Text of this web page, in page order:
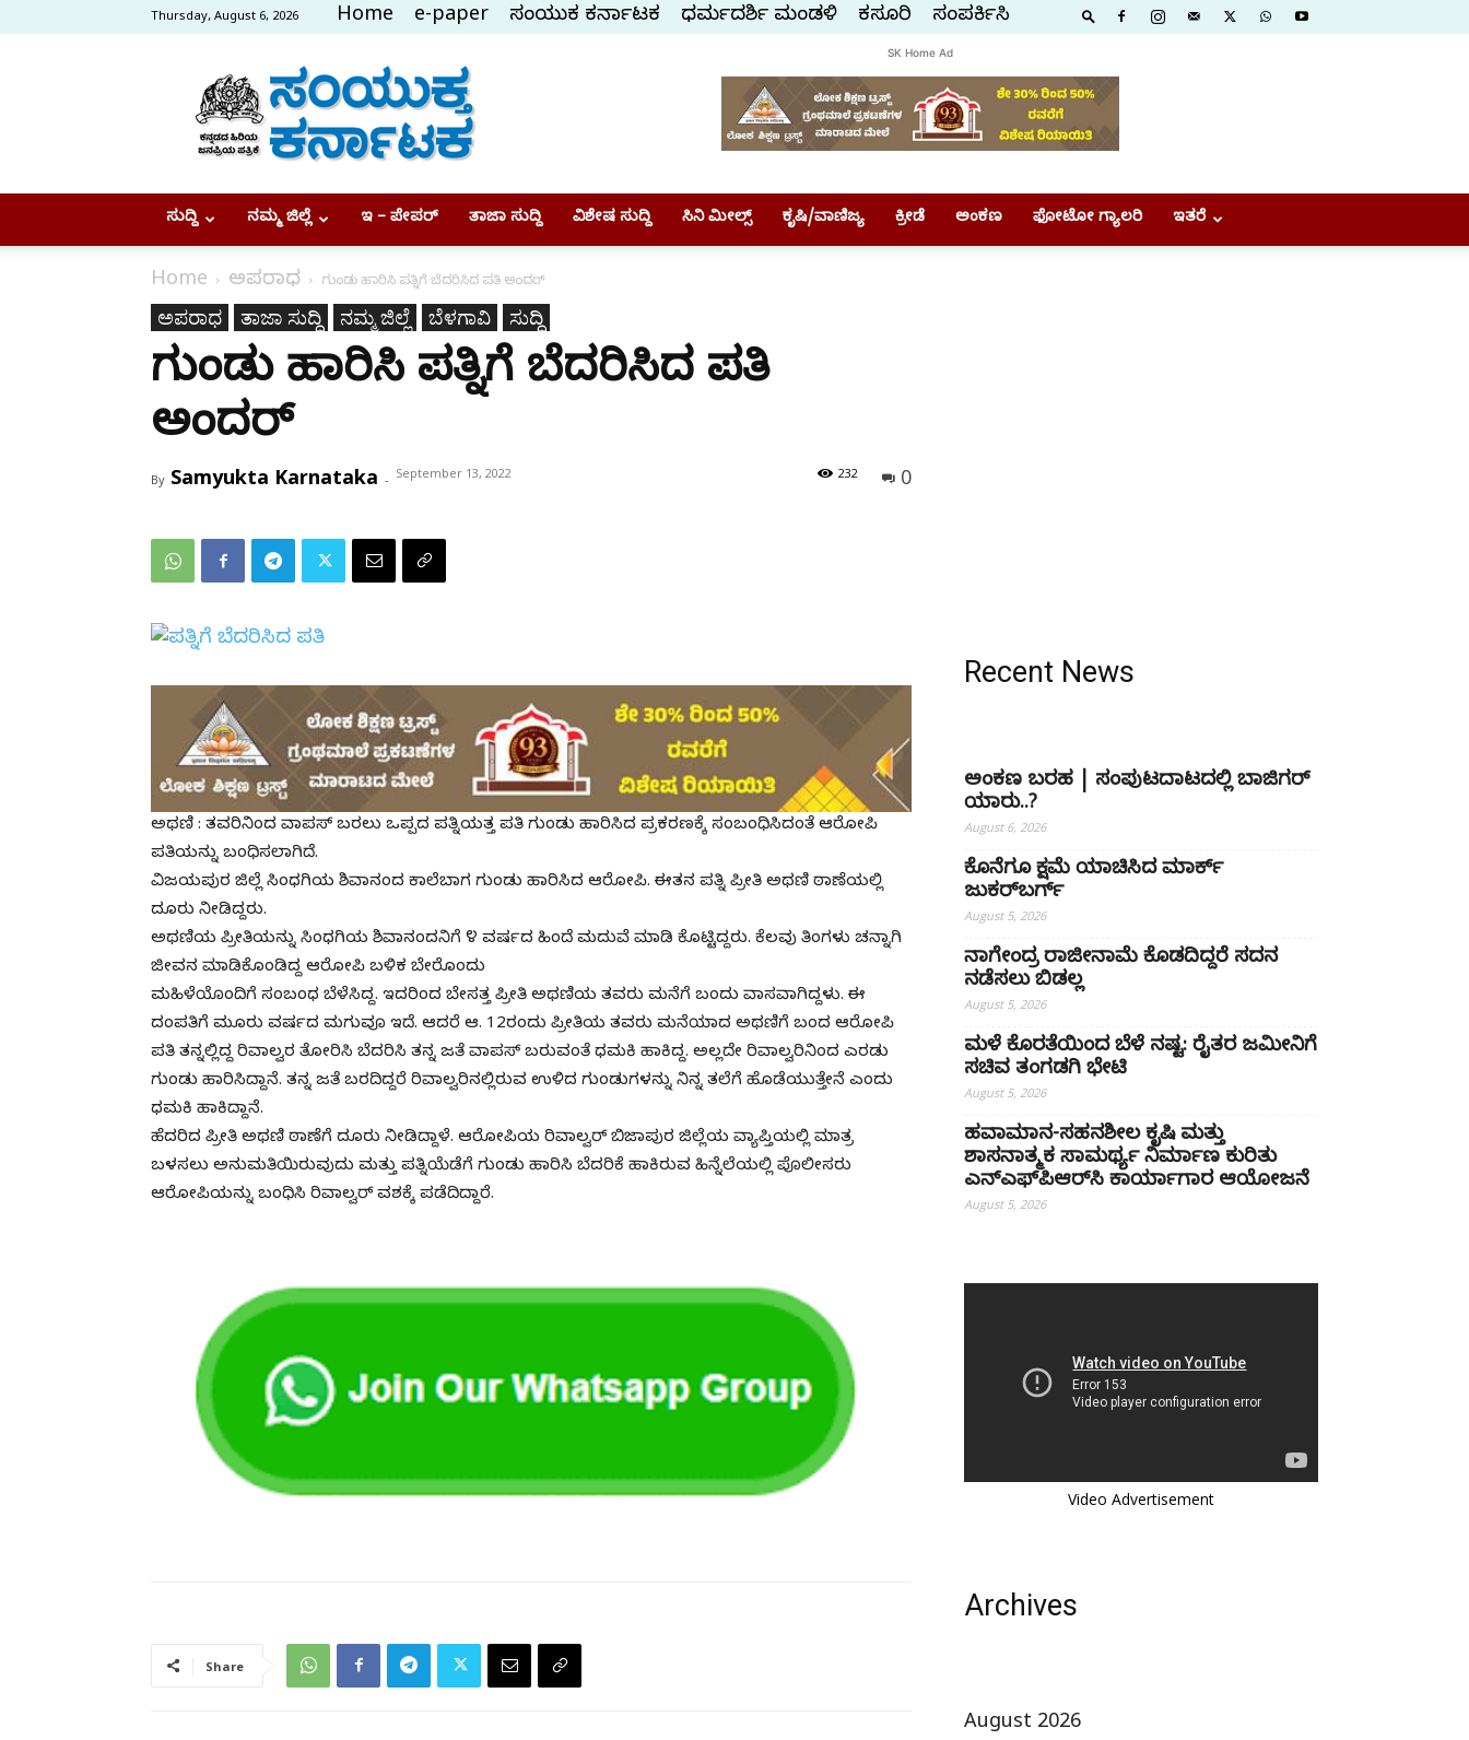
Thursday, August 6, 2026 Home e-paper ಸಂಯುಕ್ತ ಕರ್ನಾಟಕ ಧರ್ಮದರ್ಶಿ ಮಂಡಳಿ ಕಸ್ತೂರಿ ಸಂಪರ್ಕಿಸಿ
Samyukta
Karnataka
SK Home Ad
ಸುದ್ದಿ ನಮ್ಮ ಜಿಲ್ಲೆ ಇ – ಪೇಪರ್ ತಾಜಾ ಸುದ್ದಿ ವಿಶೇಷ ಸುದ್ದಿ ಸಿನಿ ಮೀಲ್ಸ್ ಕೃಷಿ/ವಾಣಿಜ್ಯ ಕ್ರೀಡೆ ಅಂಕಣ ಫೋಟೋ ಗ್ಯಾಲರಿ ಇತರೆ
Home ಅಪರಾಧ ಗುಂಡು ಹಾರಿಸಿ ಪತ್ನಿಗೆ ಬೆದರಿಸಿದ ಪತಿ ಅಂದರ್
ಅಪರಾಧ ತಾಜಾ ಸುದ್ದಿ ನಮ್ಮ ಜಿಲ್ಲೆ ಬೆಳಗಾವಿ ಸುದ್ದಿ
ಗುಂಡು ಹಾರಿಸಿ ಪತ್ನಿಗೆ ಬೆದರಿಸಿದ ಪತಿ
ಅಂದರ್
By Samyukta Karnataka - September 13, 2022 0
232
ಅಥಣಿ : ತವರಿನಿಂದ ವಾಪಸ್ ಬರಲು ಒಪ್ಪದ ಪತ್ನಿಯತ್ತ ಪತಿ ಗುಂಡು ಹಾರಿಸಿದ ಪ್ರಕರಣಕ್ಕೆ ಸಂಬಂಧಿಸಿದಂತೆ ಆರೋಪಿ
ಪತಿಯನ್ನು ಬಂಧಿಸಲಾಗಿದೆ.
ವಿಜಯಪುರ ಜಿಲ್ಲೆ ಸಿಂಧಗಿಯ ಶಿವಾನಂದ ಕಾಲೆಬಾಗ ಗುಂಡು ಹಾರಿಸಿದ ಆರೋಪಿ. ಈತನ ಪತ್ನಿ ಪ್ರೀತಿ ಅಥಣಿ ಠಾಣೆಯಲ್ಲಿ
ದೂರು ನೀಡಿದ್ದರು.
ಅಥಣಿಯ ಪ್ರೀತಿಯನ್ನು ಸಿಂಧಗಿಯ ಶಿವಾನಂದನಿಗೆ ೪ ವರ್ಷದ ಹಿಂದೆ ಮದುವೆ ಮಾಡಿ ಕೊಟ್ಟಿದ್ದರು. ಕೆಲವು ತಿಂಗಳು ಚನ್ನಾಗಿ
ಜೀವನ ಮಾಡಿಕೊಂಡಿದ್ದ ಆರೋಪಿ ಬಳಿಕ ಬೇರೊಂದು
ಮಹಿಳೆಯೊಂದಿಗೆ ಸಂಬಂಧ ಬೆಳೆಸಿದ್ದ. ಇದರಿಂದ ಬೇಸತ್ತ ಪ್ರೀತಿ ಅಥಣಿಯ ತವರು ಮನೆಗೆ ಬಂದು ವಾಸವಾಗಿದ್ದಳು. ಈ
ದಂಪತಿಗೆ ಮೂರು ವರ್ಷದ ಮಗುವೂ ಇದೆ. ಆದರೆ ಆ. 12ರಂದು ಪ್ರೀತಿಯ ತವರು ಮನೆಯಾದ ಅಥಣಿಗೆ ಬಂದ ಆರೋಪಿ
ಪತಿ ತನ್ನಲ್ಲಿದ್ದ ರಿವಾಲ್ವರ ತೋರಿಸಿ ಬೆದರಿಸಿ ತನ್ನ ಜತೆ ವಾಪಸ್ ಬರುವಂತೆ ಧಮಕಿ ಹಾಕಿದ್ದ. ಅಲ್ಲದೇ ರಿವಾಲ್ವರಿನಿಂದ ಎರಡು
ಗುಂಡು ಹಾರಿಸಿದ್ದಾನೆ. ತನ್ನ ಜತೆ ಬರದಿದ್ದರೆ ರಿವಾಲ್ವರಿನಲ್ಲಿರುವ ಉಳಿದ ಗುಂಡುಗಳನ್ನು ನಿನ್ನ ತಲೆಗೆ ಹೊಡೆಯುತ್ತೇನೆ ಎಂದು
ಧಮಕಿ ಹಾಕಿದ್ದಾನೆ.
ಹೆದರಿದ ಪ್ರೀತಿ ಅಥಣಿ ಠಾಣೆಗೆ ದೂರು ನೀಡಿದ್ದಾಳೆ. ಆರೋಪಿಯ ರಿವಾಲ್ವರ್ ಬಿಜಾಪುರ ಜಿಲ್ಲೆಯ ವ್ಯಾಪ್ತಿಯಲ್ಲಿ ಮಾತ್ರ
ಬಳಸಲು ಅನುಮತಿಯಿರುವುದು ಮತ್ತು ಪತ್ನಿಯೆಡೆಗೆ ಗುಂಡು ಹಾರಿಸಿ ಬೆದರಿಕೆ ಹಾಕಿರುವ ಹಿನ್ನೆಲೆಯಲ್ಲಿ ಪೊಲೀಸರು
ಆರೋಪಿಯನ್ನು ಬಂಧಿಸಿ ರಿವಾಲ್ವರ್ ವಶಕ್ಕೆ ಪಡೆದಿದ್ದಾರೆ.
Share
Recent News
ಅಂಕಣ ಬರಹ | ಸಂಪುಟದಾಟದಲ್ಲಿ ಬಾಜಿಗರ್
ಯಾರು..?
August 6, 2026
ಕೊನೆಗೂ ಕ್ಷಮೆ ಯಾಚಿಸಿದ ಮಾರ್ಕ್
ಜುಕರ್‌ಬರ್ಗ್
August 5, 2026
ನಾಗೇಂದ್ರ ರಾಜೀನಾಮೆ ಕೊಡದಿದ್ದರೆ ಸದನ
ನಡೆಸಲು ಬಿಡಲ್ಲ
August 5, 2026
ಮಳೆ ಕೊರತೆಯಿಂದ ಬೆಳೆ ನಷ್ಟ: ರೈತರ ಜಮೀನಿಗೆ
ಸಚಿವ ತಂಗಡಗಿ ಭೇಟಿ
August 5, 2026
ಹವಾಮಾನ-ಸಹನಶೀಲ ಕೃಷಿ ಮತ್ತು
ಶಾಸನಾತ್ಮಕ ಸಾಮರ್ಥ್ಯ ನಿರ್ಮಾಣ ಕುರಿತು
ಎನ್‌ಎಫ್‌ಪಿಆರ್‌ಸಿ ಕಾರ್ಯಾಗಾರ ಆಯೋಜನೆ
August 5, 2026
Video Advertisement
Archives
August 2026